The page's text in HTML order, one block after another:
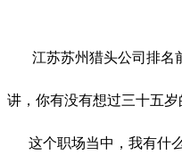
江苏苏州猎头公司排名
讲，你有没有想过三十五
这个职场当中，我有什